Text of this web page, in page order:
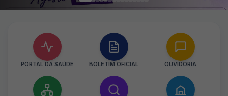
PORTAL DA SAÚDE BOLETIM OFICIAL OUVIDORIA